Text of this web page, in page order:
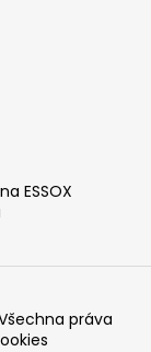
ESSOX
práva